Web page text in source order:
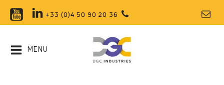
+33 (0)4 50 90 20 36
MENU